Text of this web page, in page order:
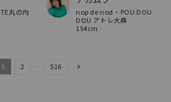
丸の内
nop de nod・POU DOU
DOU アトレ大森
154cm
1 2 … 516